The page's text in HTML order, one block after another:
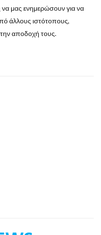
μας ενημερώσουν για να
άλλους ιστότοπους,
την αποδοχή τους.